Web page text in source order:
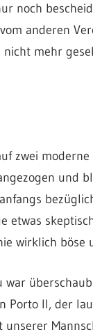
noch
anderen
nicht mehr
zwei
und
etwas
wirklich böse
war
Porto II, der
unserer